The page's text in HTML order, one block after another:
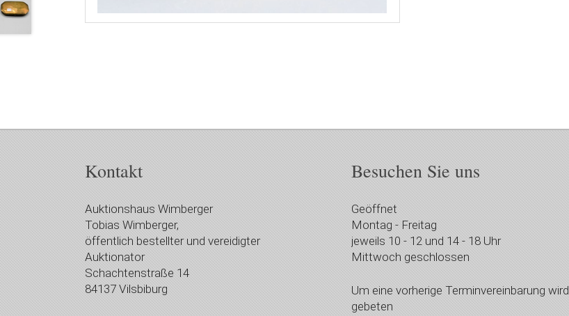
Kontakt
Auktionshaus Wimberger
Tobias Wimberger,
öffentlich bestellter und vereidigter
Auktionator
Schachtenstraße 14
84137 Vilsbiburg
Besuchen Sie uns
Geöffnet
Montag - Freitag
jeweils 10 - 12 und 14 - 18 Uhr
Mittwoch geschlossen
Um eine vorherige Terminvereinbarung wird
gebeten